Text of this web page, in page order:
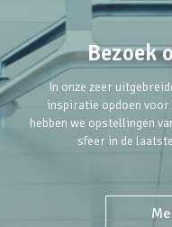
Bezoek
In onze zeer
inspiratie opdoen
hebben we opstellingen
sfeer in de